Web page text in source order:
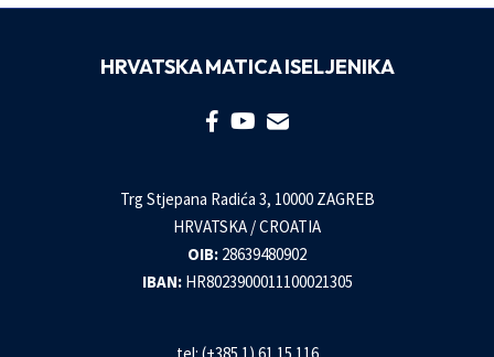
HRVATSKA MATICA ISELJENIKA
Trg Stjepana Radića 3, 10000 ZAGREB
HRVATSKA / CROATIA
OIB: 28639480902
IBAN: HR8023900011100021305